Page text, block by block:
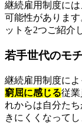
継続雇用制度に
可能性がありま
ットを2つご紹介
若手世代のモ
継続雇用制度によ
窮屈に感じる従業
れからは自分た
きにくくなって